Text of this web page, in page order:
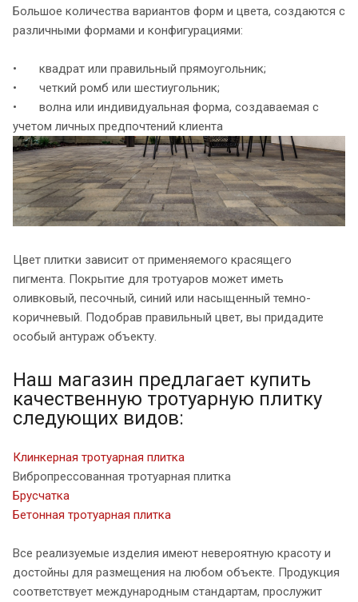
Большое количества вариантов форм и цвета, создаются с
различными формами и конфигурациями:
• квадрат или правильный прямоугольник;
• четкий ромб или шестиугольник;
• волна или индивидуальная форма, создаваемая с
учетом личных предпочтений клиента
Цвет плитки зависит от применяемого красящего
пигмента. Покрытие для тротуаров может иметь
оливковый, песочный, синий или насыщенный темно-
коричневый. Подобрав правильный цвет, вы придадите
особый антураж объекту.
Наш магазин предлагает купить
качественную тротуарную плитку
следующих видов:
Клинкерная тротуарная плитка
Вибропрессованная тротуарная плитка
Брусчатка
Бетонная тротуарная плитка
Все реализуемые изделия имеют невероятную красоту и
достойны для размещения на любом объекте. Продукция
соответствует международным стандартам, прослужит